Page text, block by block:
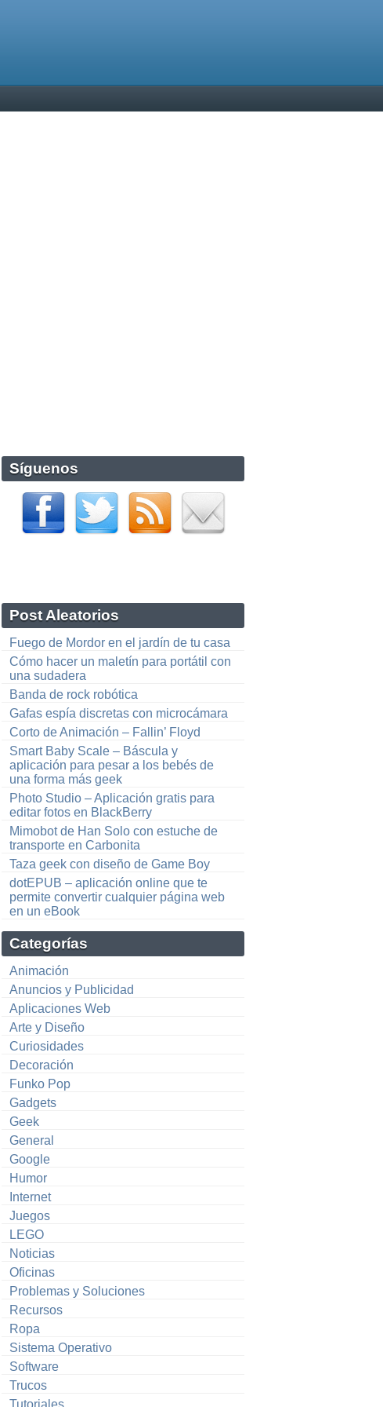
Síguenos
Post Aleatorios
Fuego de Mordor en el jardín de tu casa
Cómo hacer un maletín para portátil con
una sudadera
Banda de rock robótica
Gafas espía discretas con microcámara
Corto de Animación – Fallin’ Floyd
Smart Baby Scale – Báscula y
aplicación para pesar a los bebés de
una forma más geek
Photo Studio – Aplicación gratis para
editar fotos en BlackBerry
Mimobot de Han Solo con estuche de
transporte en Carbonita
Taza geek con diseño de Game Boy
dotEPUB – aplicación online que te
permite convertir cualquier página web
en un eBook
Categorías
Animación
Anuncios y Publicidad
Aplicaciones Web
Arte y Diseño
Curiosidades
Decoración
Funko Pop
Gadgets
Geek
General
Google
Humor
Internet
Juegos
LEGO
Noticias
Oficinas
Problemas y Soluciones
Recursos
Ropa
Sistema Operativo
Software
Trucos
Tutoriales